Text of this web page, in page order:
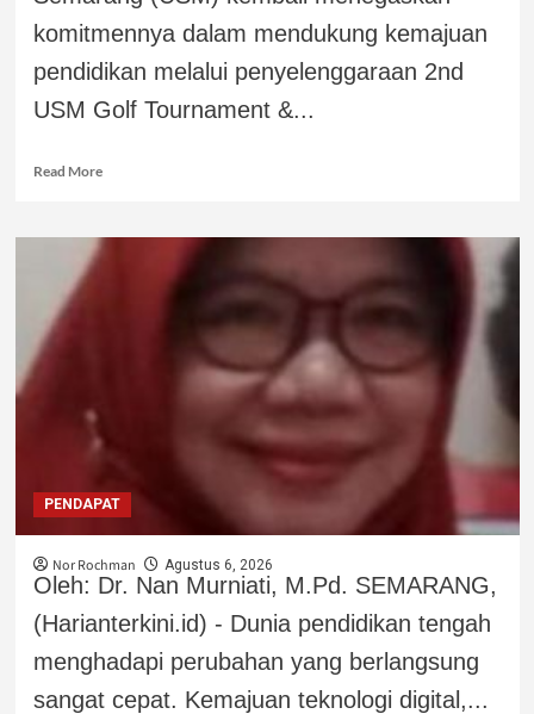
komitmennya dalam mendukung kemajuan
pendidikan melalui penyelenggaraan 2nd
USM Golf Tournament &...
Read More
PENDAPAT
Nor Rochman Agustus 6, 2026
Oleh: Dr. Nan Murniati, M.Pd. SEMARANG,
(Harianterkini.id) - Dunia pendidikan tengah
menghadapi perubahan yang berlangsung
sangat cepat. Kemajuan teknologi digital,...